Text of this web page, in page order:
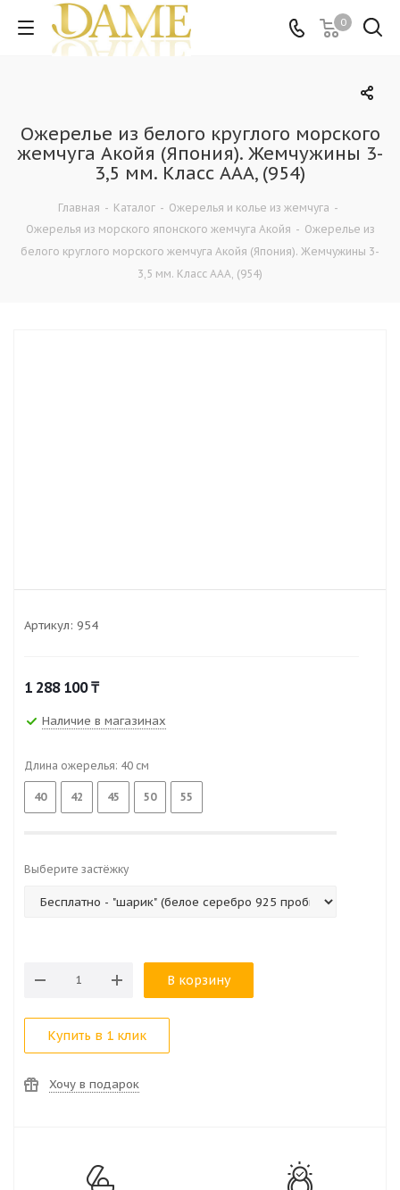
0
Ожерелье из белого круглого морского
жемчуга Акойя (Япония). Жемчужины 3-
3,5 мм. Класс ААА, (954)
Главная - Каталог - Ожерелья и колье из жемчуга -
Ожерелья из морского японского жемчуга Акойя - Ожерелье из
белого круглого морского жемчуга Акойя (Япония). Жемчужины 3-
3,5 мм. Класс ААА, (954)
Артикул: 954
1 288 100₸
Наличие в магазинах
Длина ожерелья: 40 см
40 42 45 50 55
Выберите застёжку
В корзину
Купить в 1 клик
Хочу в подарок